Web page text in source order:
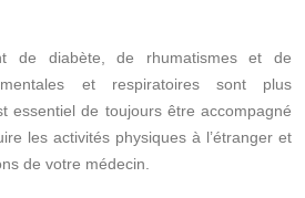
de diabète, de rhumatismes et de
et respiratoires sont plus
essentiel de toujours être accompagné
les activités physiques à l’étranger et
de votre médecin.